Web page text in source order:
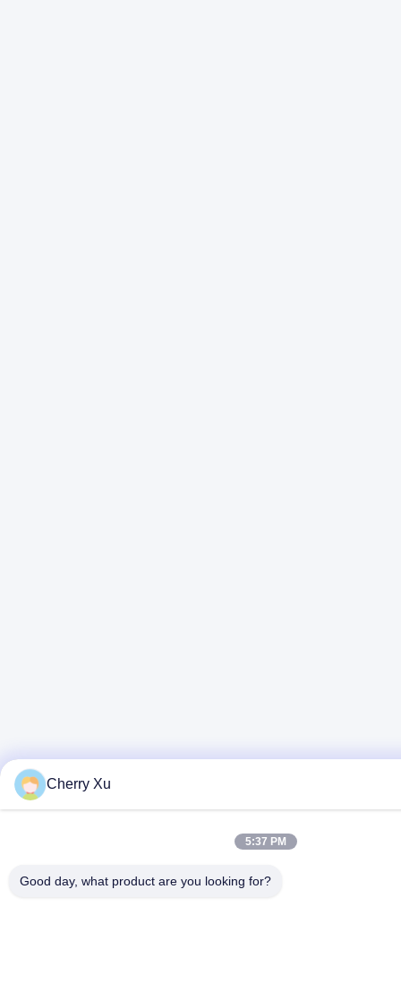
Cherry Xu
5:37 PM
Good day, what product are you looking for?